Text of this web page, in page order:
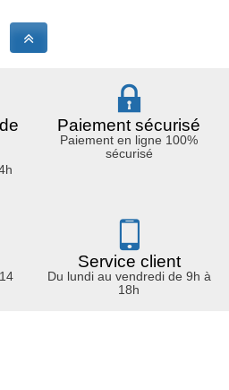
Paiement sécurisé
Paiement en ligne 100%
sécurisé
Service client
Du lundi au vendredi de 9h à
18h